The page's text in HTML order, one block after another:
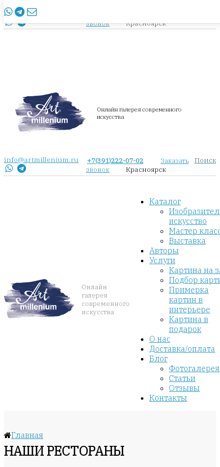
info@artmillenium.ru
звонок
Красноярск
Онлайн галерея современного
искусства
info@artmillenium.ru +7(391)222-07-02
Заказать
звонок
Красноярск
Поиск
Онлайн
галерея
современного
искусства
Каталог
искусство
Мастер
Выставка
Авторы
Услуги
Картина на
Подбор
Примерка
картин в
интерьере
Картина в
подарок
О нас
Доставка/оплата
Блог
Фотогалерея
Статьи
Отзывы
Контакты
Главная
НАШИ РЕСТОРАНЫ